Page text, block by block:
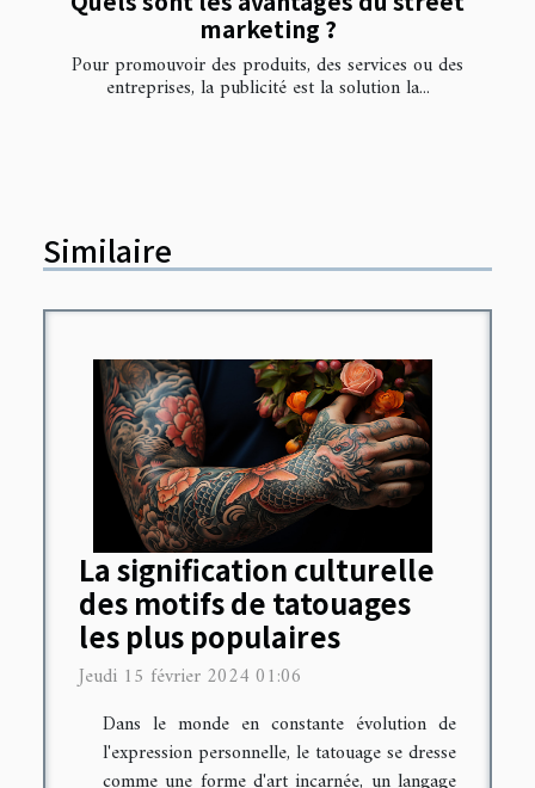
marketing ?
Pour promouvoir des produits, des services ou des
entreprises, la publicité est la solution la...
Similaire
La signification culturelle
des motifs de tatouages
les plus populaires
Jeudi 15 février 2024 01:06
Dans le monde en constante évolution de
l'expression personnelle, le tatouage se dresse